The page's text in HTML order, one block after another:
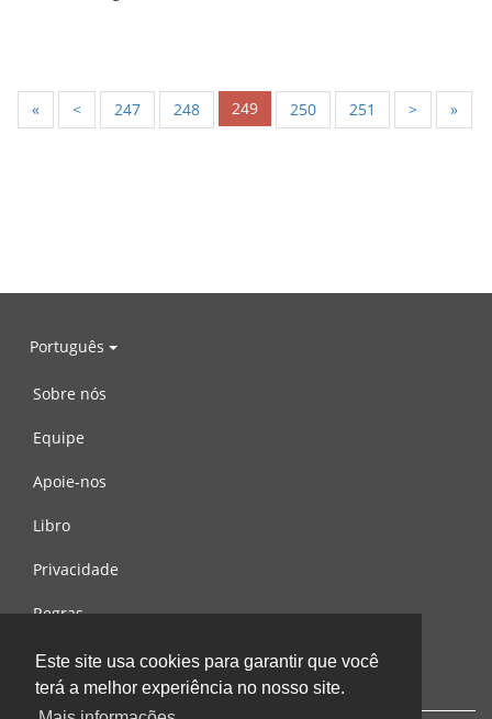
Este site usa cookies para garantir que você
terá a melhor experiência no nosso site.
« < 247 248 249 250 251 > »
Português
Sobre nós
Equipe
Apoie-nos
Libro
Privacidade
Regras
Contacte-nos